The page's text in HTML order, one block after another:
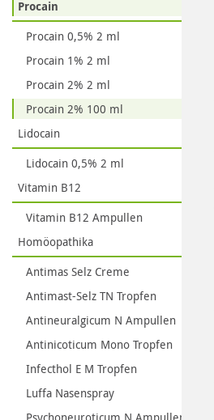
Procain
Procain 0,5% 2 ml
Procain 1% 2 ml
Procain 2% 2 ml
Procain 2% 100 ml
Lidocain
Lidocain 0,5% 2 ml
Vitamin B12
Vitamin B12 Ampullen
Homöopathika
Antimas Selz Creme
Antimast-Selz TN Tropfen
Antineuralgicum N Ampullen
Antinicoticum Mono Tropfen
Infecthol E M Tropfen
Luffa Nasenspray